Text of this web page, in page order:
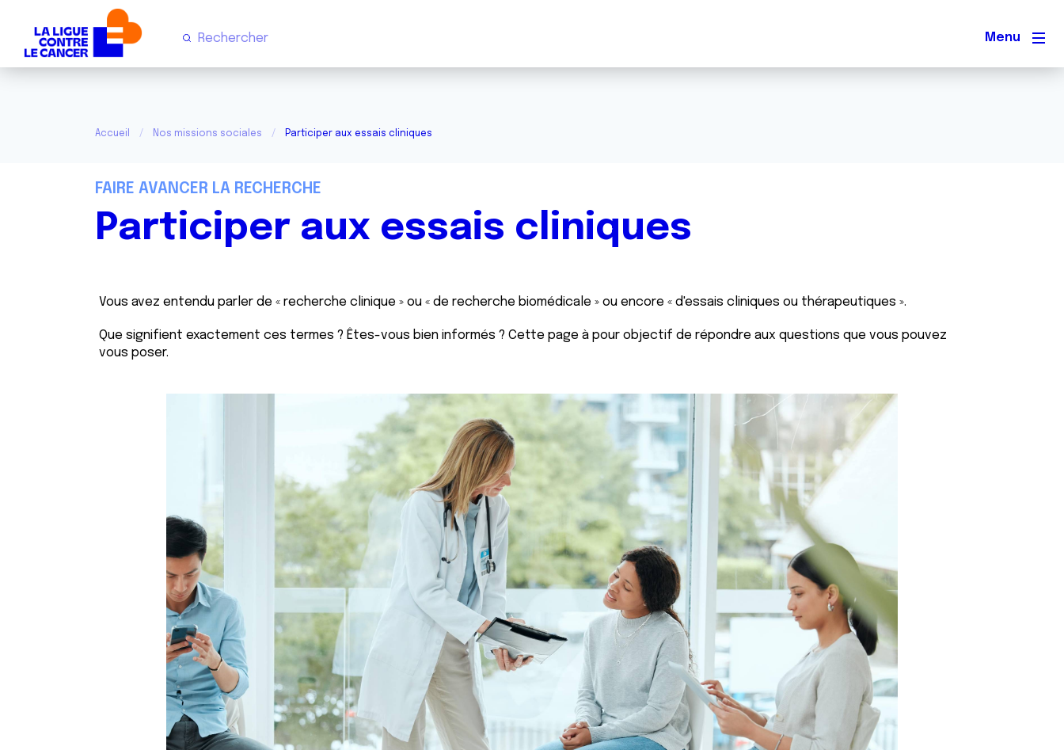
Menu
Accueil Nos missions sociales Participer aux essais cliniques
FAIRE AVANCER LA RECHERCHE
Participer aux essais cliniques
Vous avez entendu parler de « recherche clinique » ou « de recherche biomédicale » ou encore « d'essais cliniques ou thérapeutiques ».
Que signifient exactement ces termes ? Êtes-vous bien informés ? Cette page à pour objectif de répondre aux questions que vous pouvez
vous poser.